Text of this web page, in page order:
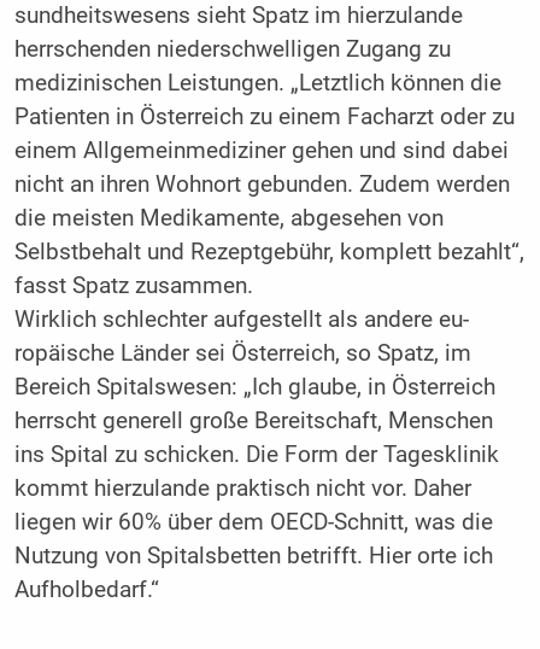
sundheitswesens sieht Spatz im hierzulande
herrschenden niederschwelligen Zugang zu
medizinischen Leistungen. „Letztlich können die
Patienten in Österreich zu einem Facharzt oder zu
einem Allgemeinmediziner gehen und sind dabei
nicht an ihren Wohnort gebunden. Zudem werden
die meisten Medikamente, ab­gesehen von
Selbstbehalt und Rezeptgebühr, komplett bezahlt“,
fasst Spatz zusammen.
Wirklich schlechter aufgestellt als andere eu­
ropäische Länder sei Österreich, so Spatz, im
Bereich Spitalswesen: „Ich glaube, in Öster­reich
herrscht generell große Bereitschaft, Menschen
ins Spital zu schicken. Die Form der Tagesklinik
kommt hierzulande praktisch nicht vor. Daher
liegen wir 60% über dem OECD-Schnitt, was die
Nutzung von Spitals­betten betrifft. Hier orte ich
Aufholbedarf.“